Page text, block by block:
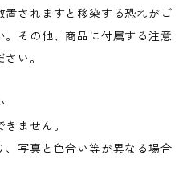
されますと移染する恐れがご
。その他、商品に付属する注意
い。
ません。
、写真と色合い等が異なる場合